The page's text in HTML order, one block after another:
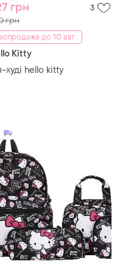
грн 3
грн
до 10 авг.
Kitty
худі hello kitty